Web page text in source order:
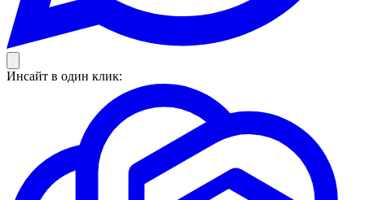
Инсайт в один клик: